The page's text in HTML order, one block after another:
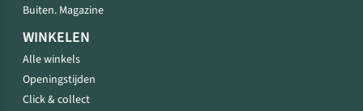
Buiten. Magazine
WINKELEN
Alle winkels
Openingstijden
Click & collect